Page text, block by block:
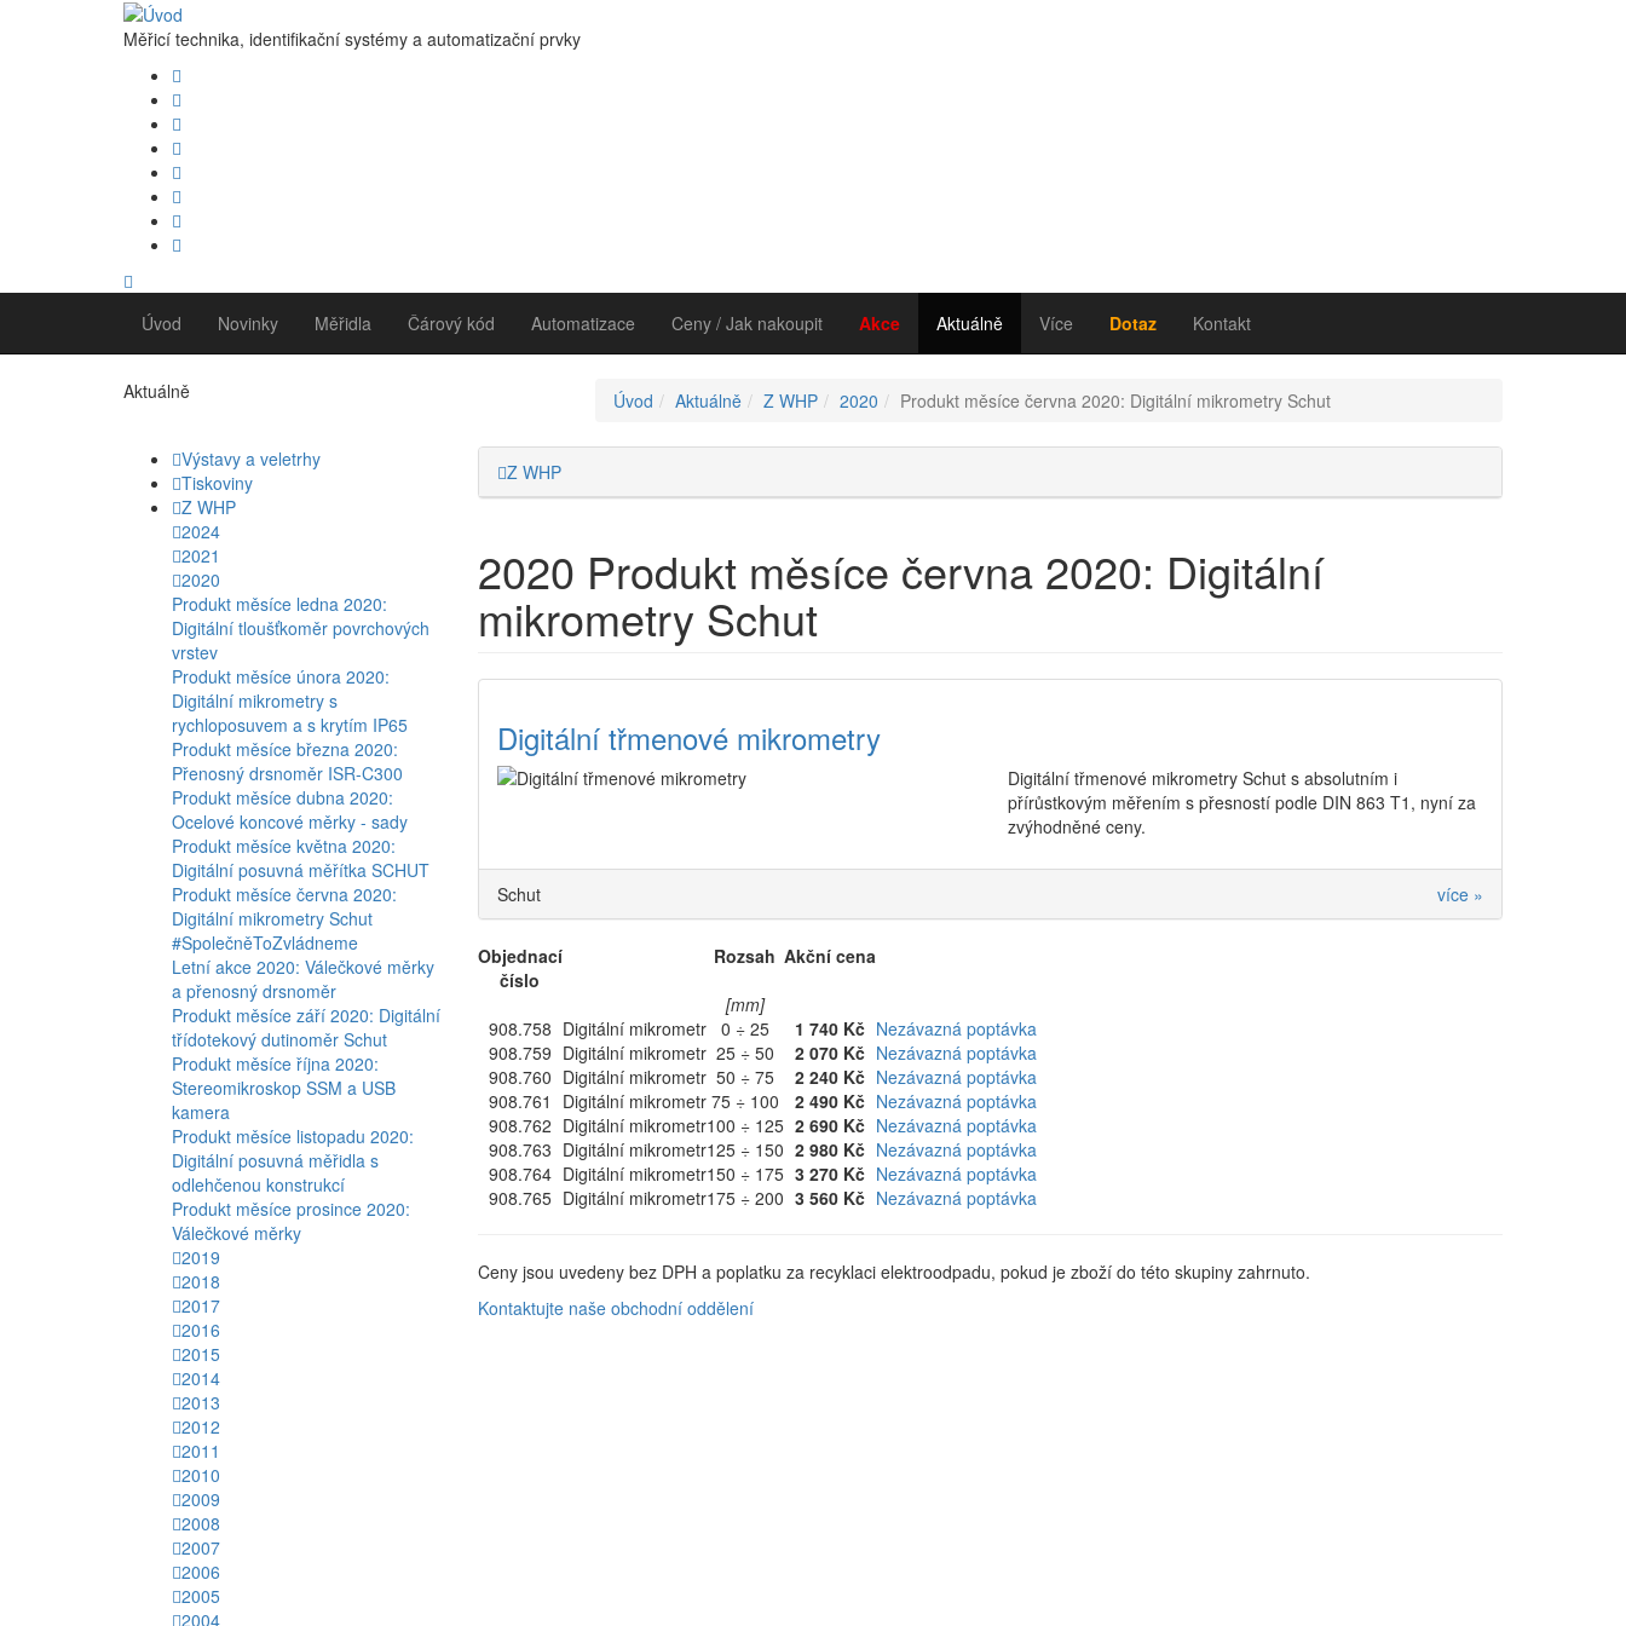
Měřicí technika, identifikační systémy a automatizační prvky
Úvod Novinky Měřidla Čárový kód Automatizace Ceny / Jak nakoupit Akce Aktuálně Více Dotaz Kontakt
Aktuálně Úvod Aktuálně Z WHP 2020 Produkt měsíce června 2020: Digitální mikrometry Schut
Výstavy a veletrhy
Tiskoviny
Z WHP
2024
2021
2020
Produkt měsíce ledna 2020:
Digitální tloušťkoměr povrchových
vrstev
Produkt měsíce února 2020:
Digitální mikrometry s
rychloposuvem a s krytím IP65
Produkt měsíce března 2020:
Přenosný drsnoměr ISR-C300
Produkt měsíce dubna 2020:
Ocelové koncové měrky - sady
Produkt měsíce května 2020:
Digitální posuvná měřítka SCHUT
Produkt měsíce června 2020:
Digitální mikrometry Schut
#SpolečněToZvládneme
Letní akce 2020: Válečkové měrky
a přenosný drsnoměr
Produkt měsíce září 2020: Digitální
třídotekový dutinoměr Schut
Produkt měsíce října 2020:
Stereomikroskop SSM a USB
kamera
Produkt měsíce listopadu 2020:
Digitální posuvná měřidla s
odlehčenou konstrukcí
Produkt měsíce prosince 2020:
Válečkové měrky
2019
2018
2017
2016
2015
2014
2013
2012
2011
2010
2009
2008
2007
2006
2005
2004
Z WHP
2020 Produkt měsíce června 2020: Digitální
mikrometry Schut
Digitální třmenové mikrometry
Digitální třmenové mikrometry Schut s absolutním i
přírůstkovým měřením s přesností podle DIN 863 T1, nyní za
zvýhodněné ceny.
Schut více »
Objednací
číslo
Rozsah Akční cena
[mm]
908.758 Digitální mikrometr 0 ÷ 25 1 740 Kč Nezávazná poptávka
908.759 Digitální mikrometr 25 ÷ 50 2 070 Kč Nezávazná poptávka
908.760 Digitální mikrometr 50 ÷ 75 2 240 Kč Nezávazná poptávka
908.761
Digitální mikrometr 75 ÷ 100 2 490 Kč Nezávazná poptávka
908.762 Digitální mikrometr100 ÷ 125 2 690 Kč Nezávazná poptávka
908.763 Digitální mikrometr125 ÷ 150 2 980 Kč Nezávazná poptávka
908.764 Digitální mikrometr150 ÷ 175 3 270 Kč Nezávazná poptávka
908.765 Digitální mikrometr175 ÷ 200 3 560 Kč Nezávazná poptávka
Ceny jsou uvedeny bez DPH a poplatku za recyklaci elektroodpadu, pokud je zboží do této skupiny zahrnuto.
Kontaktujte naše obchodní oddělení